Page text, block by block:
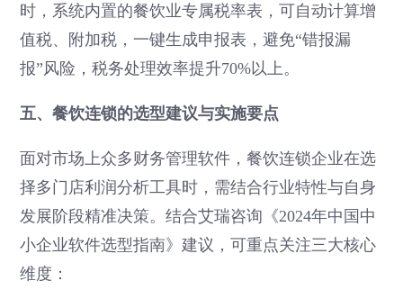
时，系统内置的餐饮业专属税率表，可自动计算增
值税、附加税，一键生成申报表，避免“错报漏
报”风险，税务处理效率提升70%以上。
五、餐饮连锁的选型建议与实施要点
面对市场上众多财务管理软件，餐饮连锁企业在选
择多门店利润分析工具时，需结合行业特性与自身
发展阶段精准决策。结合艾瑞咨询《2024年中国中
小企业软件选型指南》建议，可重点关注三大核心
维度：